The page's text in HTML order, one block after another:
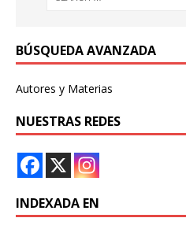
BÚSQUEDA AVANZADA
Autores y Materias
NUESTRAS REDES
INDEXADA EN